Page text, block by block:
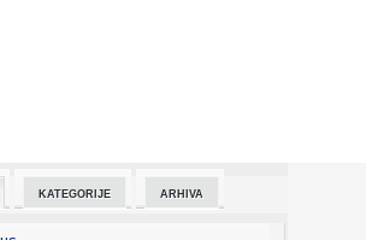
bio Pikaso" VIDEO
KATEGORIJE ARHIVA